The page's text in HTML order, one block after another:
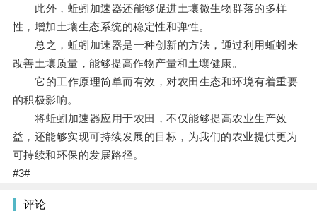
此外，蚯蚓加速器还能够促进土壤微生物群落的多样
性，增加土壤生态系统的稳定性和弹性。
总之，蚯蚓加速器是一种创新的方法，通过利用蚯蚓来
改善土壤质量，能够提高作物产量和土壤健康。
它的工作原理简单而有效，对农田生态和环境有着重要
的积极影响。
将蚯蚓加速器应用于农田，不仅能够提高农业生产效
益，还能够实现可持续发展的目标，为我们的农业提供更为
可持续和环保的发展路径。
#3#
评论